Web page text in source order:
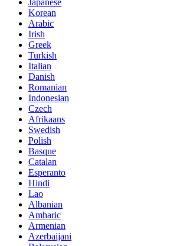
Korean
Arabic
Irish
Greek
Turkish
Italian
Danish
Romanian
Indonesian
Czech
Afrikaans
Swedish
Polish
Basque
Catalan
Esperanto
Hindi
Lao
Albanian
Amharic
Armenian
Azerbaijani